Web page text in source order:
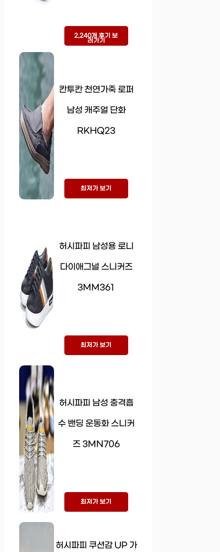
2,240개 후기 보
러가기
칸투칸 천연가죽 로퍼
남성 캐주얼 단화
RKHQ23
최저가 보기
허시파피 남성용 로니
다이애그널 스니커즈
3MM361
최저가 보기
허시파피 남성 충격흡
수 밴딩 운동화 스니커
즈 3MN706
최저가 보기
허시파피 쿠션감 UP 가